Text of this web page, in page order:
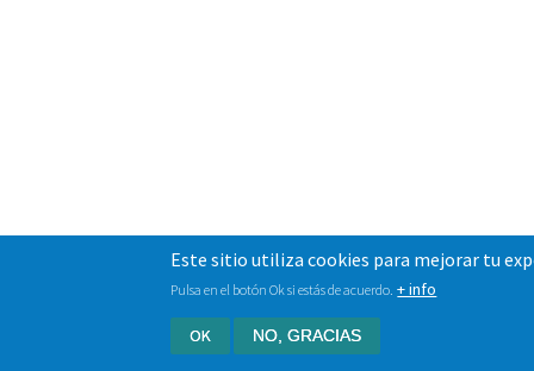
Este sitio utiliza cookies para mejorar tu
Pulsa en el botón Ok si estás de acuerdo. + info
OK NO, GRACIAS